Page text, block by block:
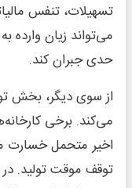
تسهیلات، تنفس
می‌تواند زیان وارده
حدی جبران کند.
از سوی دیگر، بخش
می‌کند. برخی
اخیر متحمل خسارت
توقف موقت تولید. در